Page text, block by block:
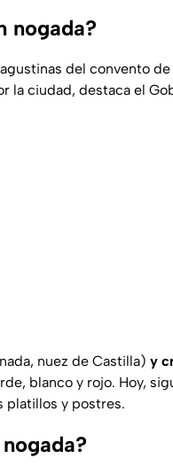
nogada?
del convento
la ciudad, destaca el
nuez de Castilla) y
blanco y rojo. Hoy,
platillos y postres.